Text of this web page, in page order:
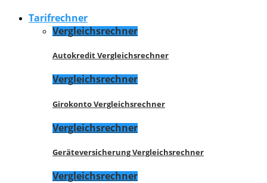
Tarifrechner
Vergleichsrechner
Autokredit Vergleichsrechner
Vergleichsrechner
Girokonto Vergleichsrechner
Vergleichsrechner
Geräteversicherung Vergleichsrechner
Vergleichsrechner